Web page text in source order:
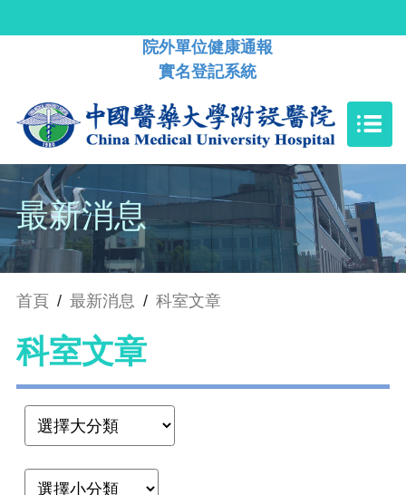
院外單位健康通報
實名登記系統
最新消息
首頁 / 最新消息 / 科室文章
科室文章